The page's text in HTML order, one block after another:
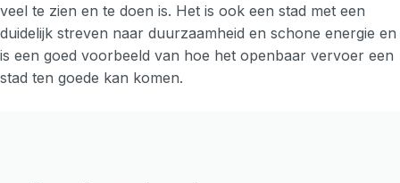
veel te zien en te doen is. Het is ook een stad met een
duidelijk streven naar duurzaamheid en schone energie en
is een goed voorbeeld van hoe het openbaar vervoer een
stad ten goede kan komen.